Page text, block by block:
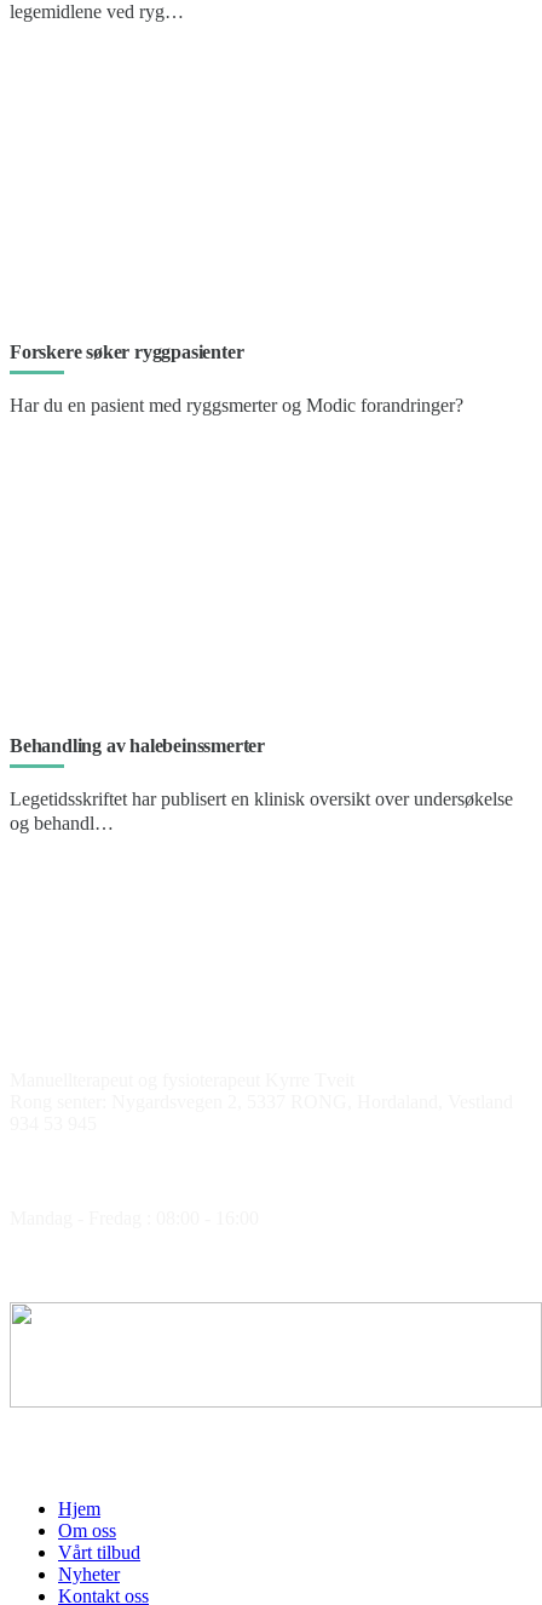
legemidlene ved ryg…
Forskere søker ryggpasienter
Har du en pasient med ryggsmerter og Modic forandringer?
Behandling av halebeinssmerter
Legetidsskriftet har publisert en klinisk oversikt over undersøkelse
og behandl…
Hjem
Om oss
Vårt tilbud
Nyheter
Kontakt oss